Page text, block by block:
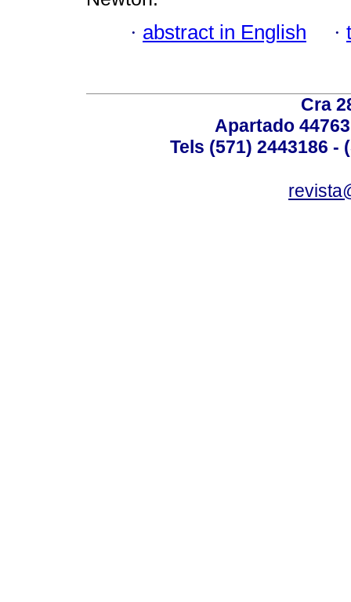
· abstract in English ·
Cra
Apartado
Tels (571) 2443186 -